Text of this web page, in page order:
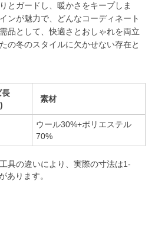
とガードし、暖かさをキープしま
ンが魅力で、どんなコーディネート
品として、快適さとおしゃれを両立
の冬のスタイルに欠かせない存在と
長
素材
ウール30%+ポリエステル
70%
具の違いにより、実際の寸法は1-
あります。